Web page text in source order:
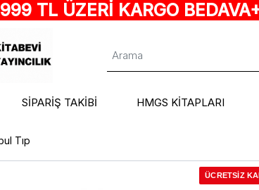
999 TL ÜZERİ KARGO
SİPARİŞ TAKİBİ HMGS KİTAPLARI
Tıp
ÜCRETSİZ